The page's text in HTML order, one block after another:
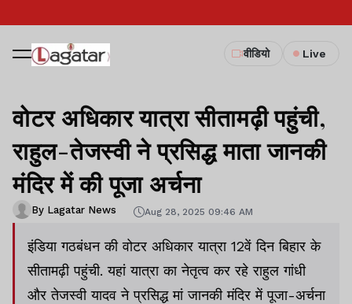
वीडियो Live
वोटर अधिकार यात्रा सीतामढ़ी पहुंची,
राहुल-तेजस्वी ने प्रसिद्ध माता जानकी
मंदिर में की पूजा अर्चना
By Lagatar News Aug 28, 2025 09:46 AM
इंडिया गठबंधन की वोटर अधिकार यात्रा 12वें दिन बिहार के
सीतामढ़ी पहुंची. यहां यात्रा का नेतृत्व कर रहे राहुल गांधी
और तेजस्वी यादव ने प्रसिद्ध मां जानकी मंदिर में पूजा-अर्चना